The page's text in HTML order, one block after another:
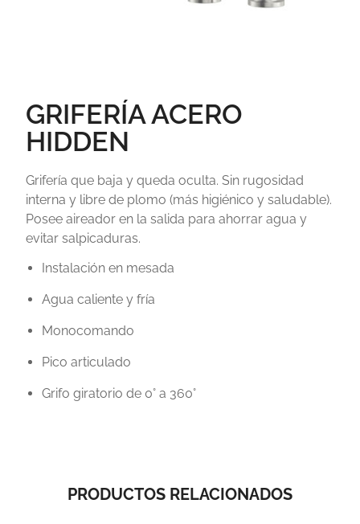
GRIFERÍA ACERO
HIDDEN
Grifería que baja y queda oculta. Sin rugosidad
interna y libre de plomo (más higiénico y saludable).
Posee aireador en la salida para ahorrar agua y
evitar salpicaduras.
Instalación en mesada
Agua caliente y fría
Monocomando
Pico articulado
Grifo giratorio de 0° a 360°
PRODUCTOS RELACIONADOS